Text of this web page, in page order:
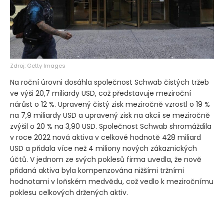
Zdroj: Getty Images
Na roční úrovni dosáhla společnost Schwab čistých tržeb
ve výši 20,7 miliardy USD, což představuje meziroční
nárůst o 12 %. Upravený čistý zisk meziročně vzrostl o 19 %
na 7,9 miliardy USD a upravený zisk na akcii se meziročně
zvýšil o 20 % na 3,90 USD. Společnost Schwab shromáždila
v roce 2022 nová aktiva v celkové hodnotě 428 miliard
USD a přidala více než 4 miliony nových zákaznických
účtů. V jednom ze svých poklesů firma uvedla, že nově
přidaná aktiva byla kompenzována nižšími tržními
hodnotami v loňském medvědu, což vedlo k meziročnímu
poklesu celkových držených aktiv.